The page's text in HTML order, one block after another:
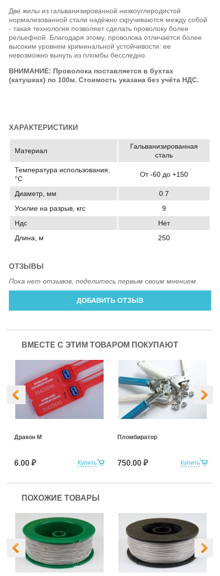
Две жилы из гальванизированной низкоуглеродистой
нормализованной стали надёжно скручиваются между собой
- такая технология позволяет сделать проволоку более
рельефной. Благодаря этому, проволока отличается более
высоким уровнем криминальной устойчивости: ее
невозможно вынуть из пломбы бесследно.
ВНИМАНИЕ: Проволока поставляется в бухтах
(катушках) по 100м. Стоимость указана без учёта НДС.
ХАРАКТЕРИСТИКИ
Материал
Гальванизированная
сталь
Температура использования,
°C
От -60 до +150
Диаметр, мм
0.7
Усилие на разрыв, кгс
9
Ндс
Нет
Длина, м
250
ОТЗЫВЫ
Пока нет отзывов, поделитесь первым своим мнением.
ДОБАВИТЬ ОТЗЫВ
ВМЕСТЕ С ЭТИМ ТОВАРОМ ПОКУПАЮТ
Купить
Дракон М
6.00 ₽ Купить
Пломбиратор
750.00 ₽
ПОХОЖИЕ ТОВАРЫ